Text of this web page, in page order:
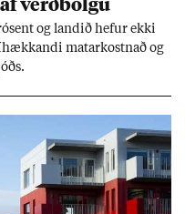
og land­ið hef­ur ekki
mat­ar­kostn­að og